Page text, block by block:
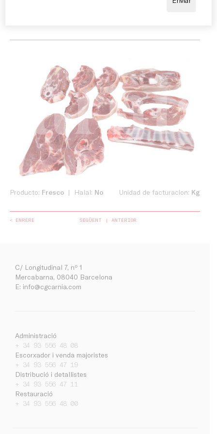
Empresa
Treballa amb nosaltres
Contacte
Notícies
Producto: Fresco Halal: No Unidad de facturacion: Kg
< ENRERE SEGÜENT ANTERIOR
C/ Longitudinal 7, nº 1
Mercabarna, 08040 Barcelona
E: info@cgcarnia.com
Administració
+ 34 93 556 48 08
Escorxador i venda majoristes
+ 34 93 556 47 19
Distribució i detallistes
+ 34 93 556 47 11
Restauració
+ 34 93 556 48 00